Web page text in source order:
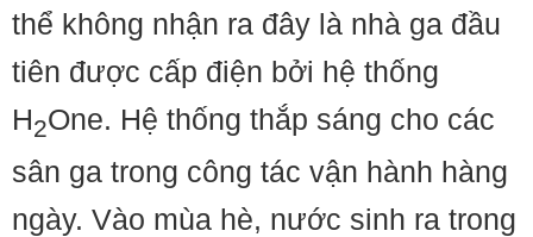
thể không nhận ra đây là nhà ga đầu
tiên được cấp điện bởi hệ thống
H2One. Hệ thống thắp sáng cho các
sân ga trong công tác vận hành hàng
ngày. Vào mùa hè, nước sinh ra trong